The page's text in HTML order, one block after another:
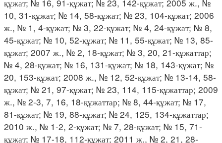
құжат; № 16, 91-құжат; № 23, 142-құжат; 2005 ж., №
10, 31-құжат; № 14, 58-құжат; № 23, 104-құжат; 2006
ж., № 1, 4-құжат; № 3, 22-құжат; № 4, 24-құжат; № 8,
45-құжат; № 10, 52-құжат; № 11, 55-құжат; № 13, 85-
құжат; 2007 ж., № 2, 18-құжат; № 3, 20, 21-құжаттар;
№ 4, 28-құжат; № 16, 131-құжат; № 18, 143-құжат; №
20, 153-құжат; 2008 ж., № 12, 52-құжат; № 13-14, 58-
құжат; № 21, 97-құжат; № 23, 114, 115-құжаттар; 2009
ж., № 2-3, 7, 16, 18-құжаттар; № 8, 44-құжат; № 17,
81-құжат; № 19, 88-құжат; № 24, 125, 134-құжаттар;
2010 ж., № 1-2, 2-құжат; № 7, 28-құжат; № 15, 71-
құжат; № 17-18, 112-құжат; 2011 ж., № 2, 21, 28-